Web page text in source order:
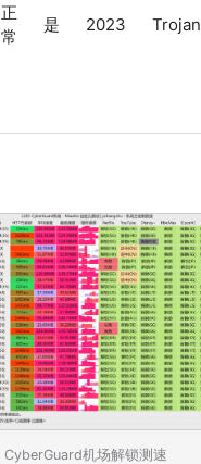
正
常
是 2023 Trojan
CyberGuard机场解锁测速